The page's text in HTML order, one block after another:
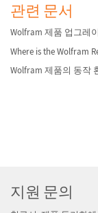
관련 문서
Wolfram 제품 업그레
Where is the Wolfram
Wolfram 제품의 동작
지원 문의